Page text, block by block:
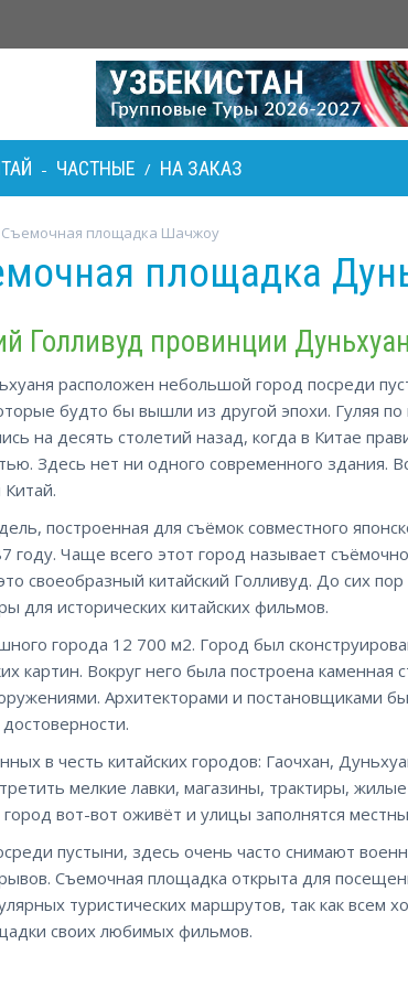
- ЧАСТНЫЕ / НА ЗАКАЗ
Съемочная площадка Шачжоу
площадка
Голливуд провинции
расположен небольшой город посреди
будто бы вышли из другой эпохи. Гуляя
на десять столетий назад, когда в Китае
Здесь нет ни одного современного здания.
построенная для съёмок совместного
году. Чаще всего этот город называет
своеобразный китайский Голливуд. До сих
для исторических китайских фильмов.
города 12 700 м2. Город был
картин. Вокруг него была построена каменная
Архитекторами и постановщиками
в честь китайских городов: Гаочхан,
мелкие лавки, магазины, трактиры,
город вот-вот оживёт и улицы заполнятся
пустыни, здесь очень часто снимают
Съемочная площадка открыта для
туристических маршрутов, так как всем
своих любимых фильмов.